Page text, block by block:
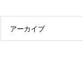
アーカイブ